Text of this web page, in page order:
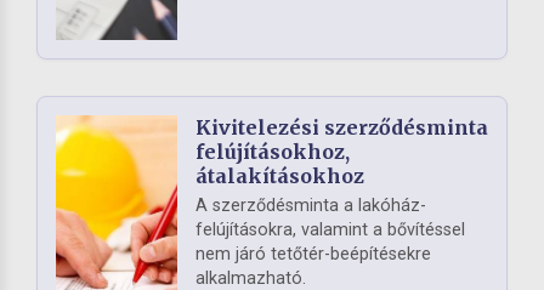
Kivitelezési szerződésminta
felújításokhoz,
átalakításokhoz
A szerződésminta a lakóház-
felújításokra, valamint a bővítéssel
nem járó tetőtér-beépítésekre
alkalmazható.